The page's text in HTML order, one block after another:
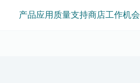
产品应用 质量支持商店工作机会